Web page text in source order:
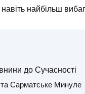
найбільш
до Сучасності
Сарматське Минуле